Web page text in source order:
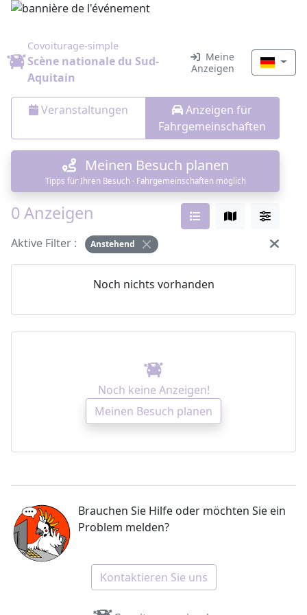
Covoiturage-simple
Scène nationale du Sud-
Aquitain
Meine
Anzeigen
Veranstaltungen
Anzeigen für
Fahrgemeinschaften
Meinen Besuch planen
Tipps für Ihren Besuch · Fahrgemeinschaften möglich
0 Anzeigen
Aktive Filter : Anstehend
Noch nichts vorhanden
Noch keine Anzeigen!
Meinen Besuch planen
Brauchen Sie Hilfe oder möchten Sie ein
Problem melden?
Kontaktieren Sie uns